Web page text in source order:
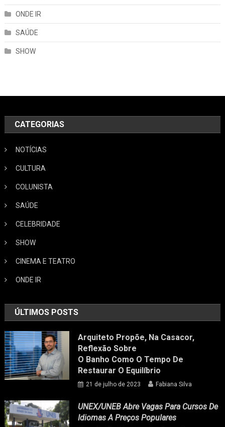
ONDE IR
SAÚDE
SHOW
CATEGORIAS
NOTÍCIAS
CULTURA
COLUNISTA
SAÚDE
CELEBRIDADE
SHOW
CINEMA E TEATRO
ONDE IR
ÚLTIMOS POSTS
Arquiteto Propõe, Na Casacor,
Reflexão Sobre
O Banho Como O Tempo De
Restaurar O Equilíbrio
21 de julho de 2023 Fabiana Silva
UNEX/UNEB Abre Vagas Para Cursos De
Idiomas A Preços Populares